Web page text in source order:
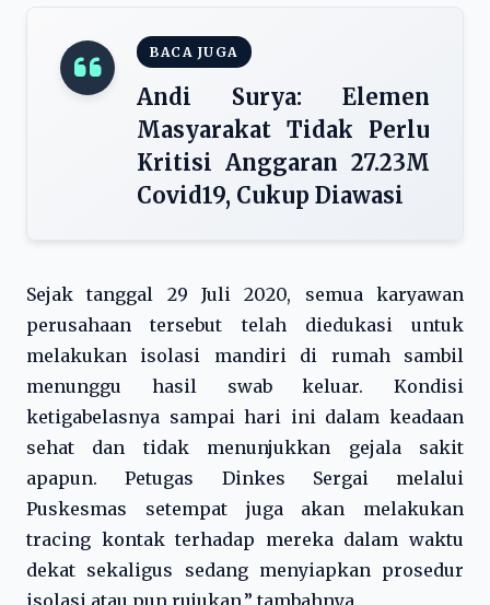
BACA JUGA
Andi Surya: Elemen
Masyarakat Tidak Perlu
Kritisi Anggaran 27.23M
Covid19, Cukup Diawasi
Sejak tanggal 29 Juli 2020, semua karyawan
perusahaan tersebut telah diedukasi untuk
melakukan isolasi mandiri di rumah sambil
menunggu hasil swab keluar. Kondisi
ketigabelasnya sampai hari ini dalam keadaan
sehat dan tidak menunjukkan gejala sakit
apapun. Petugas Dinkes Sergai melalui
Puskesmas setempat juga akan melakukan
tracing kontak terhadap mereka dalam waktu
dekat sekaligus sedang menyiapkan prosedur
isolasi atau pun rujukan,” tambahnya.